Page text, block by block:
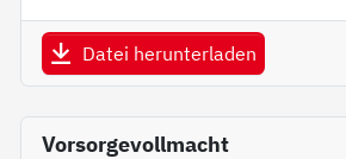
Datei herunterladen
Vorsorgevollmacht